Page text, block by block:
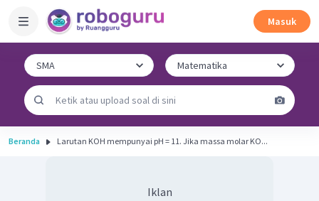
Masuk
Beranda Larutan KOH mempunyai pH = 11. Jika massa molar KO...
Iklan